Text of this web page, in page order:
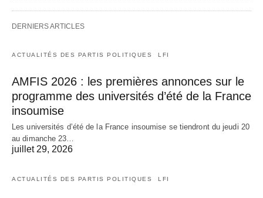
DERNIERS ARTICLES
ACTUALITÉS DES PARTIS POLITIQUES LFI
AMFIS 2026 : les premières annonces sur le
programme des universités d’été de la France
insoumise
Les universités d’été de la France insoumise se tiendront du jeudi 20
au dimanche 23…
juillet 29, 2026
ACTUALITÉS DES PARTIS POLITIQUES LFI